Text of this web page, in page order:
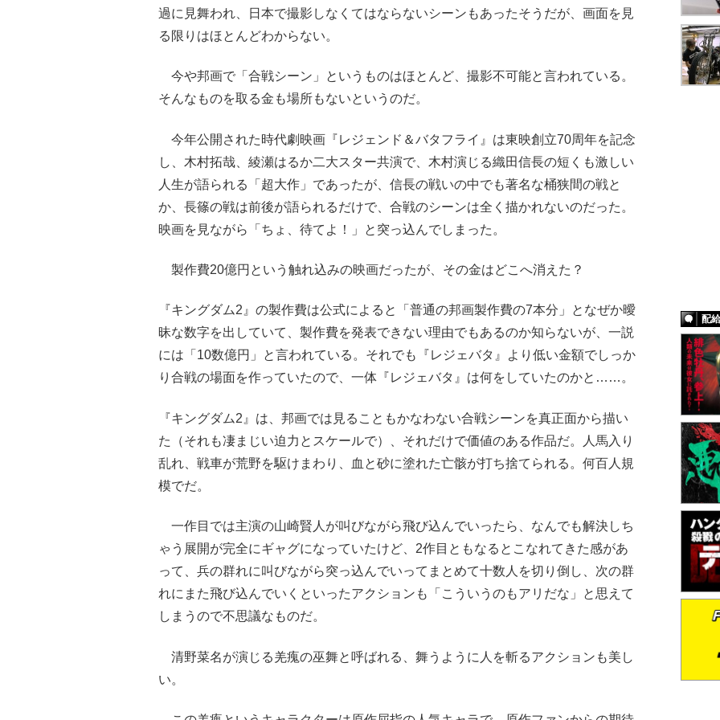
過に見舞われ、日本で撮影しなくてはならないシーンもあったそうだが、画面を見
る限りはほとんどわからない。
今や邦画で「合戦シーン」というものはほとんど、撮影不可能と言われている。
そんなものを取る金も場所もないというのだ。
今年公開された時代劇映画『レジェンド＆バタフライ』は東映創立70周年を記念
し、木村拓哉、綾瀬はるか二大スター共演で、木村演じる織田信長の短くも激しい
人生が語られる「超大作」であったが、信長の戦いの中でも著名な桶狭間の戦と
か、長篠の戦は前後が語られるだけで、合戦のシーンは全く描かれないのだった。
映画を見ながら「ちょ、待てよ！」と突っ込んでしまった。
製作費20億円という触れ込みの映画だったが、その金はどこへ消えた？
『キングダム2』の製作費は公式によると「普通の邦画製作費の7本分」となぜか曖
昧な数字を出していて、製作費を発表できない理由でもあるのか知らないが、一説
には「10数億円」と言われている。それでも『レジェバタ』より低い金額でしっか
り合戦の場面を作っていたので、一体『レジェバタ』は何をしていたのかと……。
『キングダム2』は、邦画では見ることもかなわない合戦シーンを真正面から描い
た（それも凄まじい迫力とスケールで）、それだけで価値のある作品だ。人馬入り
乱れ、戦車が荒野を駆けまわり、血と砂に塗れた亡骸が打ち捨てられる。何百人規
模でだ。
一作目では主演の山崎賢人が叫びながら飛び込んでいったら、なんでも解決しち
ゃう展開が完全にギャグになっていたけど、2作目ともなるとこなれてきた感があ
って、兵の群れに叫びながら突っ込んでいってまとめて十数人を切り倒し、次の群
れにまた飛び込んでいくといったアクションも「こういうのもアリだな」と思えて
しまうので不思議なものだ。
清野菜名が演じる羌瘣の巫舞と呼ばれる、舞うように人を斬るアクションも美し
い。
配